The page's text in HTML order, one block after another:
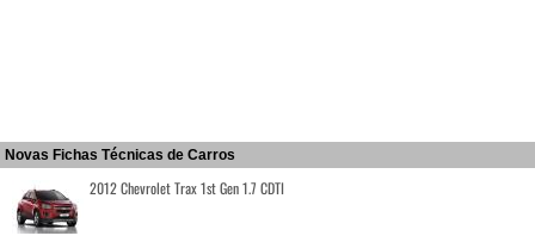
Novas Fichas Técnicas de Carros
2012 Chevrolet Trax 1st Gen 1.7 CDTI